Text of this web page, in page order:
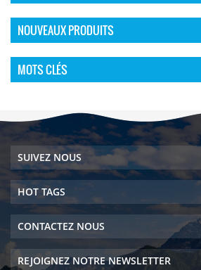
NOUVEAUX PRODUITS
MOTS CLÉS
SUIVEZ NOUS
HOT TAGS
CONTACTEZ NOUS
REJOIGNEZ NOTRE NEWSLETTER